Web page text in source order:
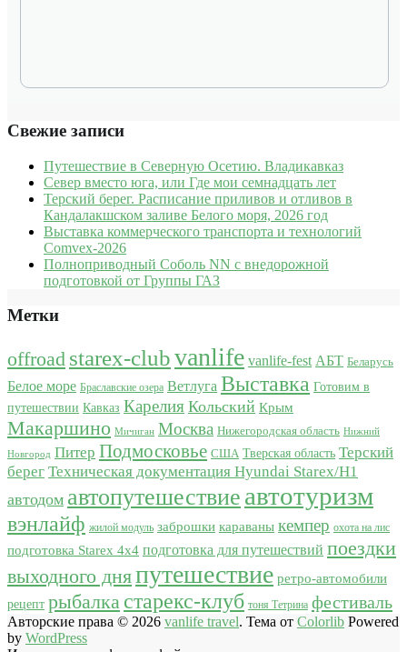
Свежие записи
Путешествие в Северную Осетию. Владикавказ
Север вместо юга, или Где мои семнадцать лет
Терский берег. Расписание приливов и отливов в
Кандалакшском заливе Белого моря, 2026 год
Выставка коммерческого транспорта и технологий
Comvex-2026
Полноприводный Соболь NN с внедорожной
подготовкой от Группы ГАЗ
Метки
offroad starex-clubvanlife vanlife-fest АБТ Беларусь
Белое море Браславские озера Ветлуга Выставка Готовим в
путешествии Кавказ Карелия Кольский Крым
Макаршино Мичиган Москва Нижегородская область Нижний
Новгород Питер Подмосковье США Тверская область Терский
берег Техническая документация Hyundai Starex/H1
автодом автопутешествие автотуризм
вэнлайф жилой модуль заброшки караваны кемпер охота на лис
подготовка Starex 4x4 подготовка для путешествий поездки
выходного дняпутешествие ретро-автомобили
рецепт рыбалка старекс-клуб тоня Тетрина фестиваль
Авторские права © 2026 vanlife travel. Тема от Colorlib Powered
by WordPress